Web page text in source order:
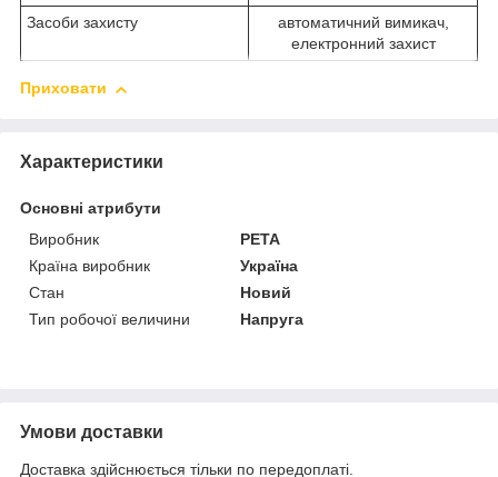
Засоби захисту
автоматичний вимикач,
електронний захист
Приховати
Характеристики
Основні атрибути
Виробник
РЕТА
Країна виробник
Україна
Стан
Новий
Тип робочої величини
Напруга
Умови доставки
Доставка здійснюється тільки по передоплаті.